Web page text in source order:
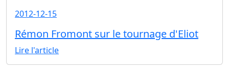
2012-12-15
Rémon Fromont sur le tournage d'Eliot
Lire l'article